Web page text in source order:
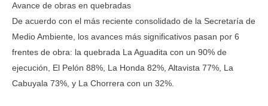
Avance de obras en quebradas
De acuerdo con el más reciente consolidado de la Secretaría de
Medio Ambiente, los avances más significativos pasan por 6
frentes de obra: la quebrada La Aguadita con un 90% de
ejecución, El Pelón 88%, La Honda 82%, Altavista 77%, La
Cabuyala 73%, y La Chorrera con un 32%.